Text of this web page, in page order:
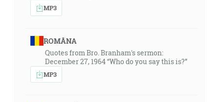
MP3
ROMÂNA
Quotes from Bro. Branham's sermon:
December 27, 1964 “Who do you say this is?”
MP3